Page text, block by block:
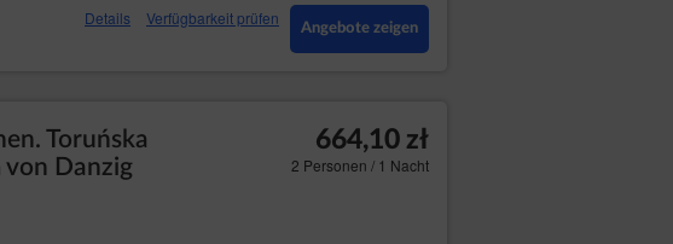
Details Verfügbarkeit prüfen
Angebote zeigen
Toruńska
Danzig
664,10 zł
2 Personen / 1 Nacht